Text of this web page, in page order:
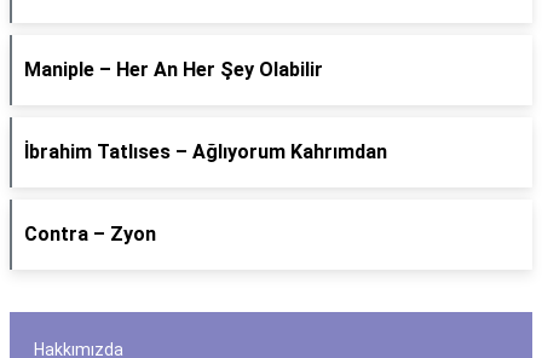
Maniple – Her An Her Şey Olabilir
İbrahim Tatlıses – Ağlıyorum Kahrımdan
Contra – Zyon
Hakkımızda